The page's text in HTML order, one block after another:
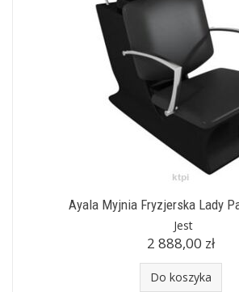
Ayala Myjnia Fryzjerska Lady
Jest
2 888,00 zł
Do koszyka